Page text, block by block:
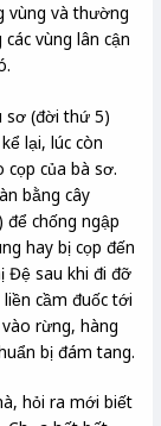
vùng và thường
vùng lân cận
sơ (đời thứ 5)
lại, lúc còn
của bà sơ.
bằng cây
để chống ngập
hay bị cọp đến
Đệ sau khi đi đỡ
cầm đuốc tới
rừng, hàng
bị đám tang.
hỏi ra mới biết